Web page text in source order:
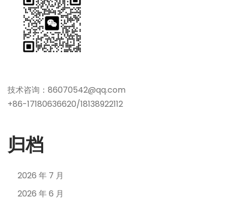
技术咨询：86070542@qq.com
+86-17180636620/18138922112
归档
2026 年 7 月
2026 年 6 月